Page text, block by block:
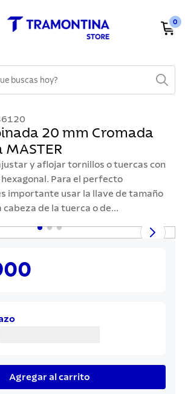
0
20 mm Cromada
y aflojar tornillos o tuercas con
Para el perfecto
importante usar la llave de tamaño
de la tuerca o de...
Agregar al carrito